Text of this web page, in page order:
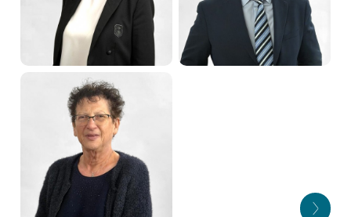
Corinne THINNES
Sixième adjointe
Sébastien JUNG
Septième adjoint
Christiane HECKEL
Huitième adjointe